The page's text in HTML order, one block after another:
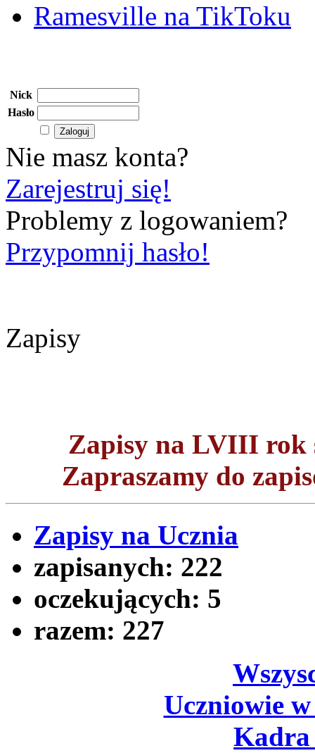
Ramesville na TikToku
Nick
Hasło
Nie masz konta?
Zarejestruj się!
Problemy z logowaniem?
Przypomnij hasło!
Zapisy
Zapisy na LVIII
Zapraszamy do
Zapisy na Ucznia
zapisanych: 222
oczekujących: 5
razem: 227
Uczniowie
Kadra